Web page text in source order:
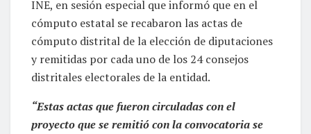
INE, en sesión especial que informó que en el
cómputo estatal se recabaron las actas de
cómputo distrital de la elección de diputaciones
y remitidas por cada uno de los 24 consejos
distritales electorales de la entidad.
“Estas actas que fueron circuladas con el
proyecto que se remitió con la convocatoria se